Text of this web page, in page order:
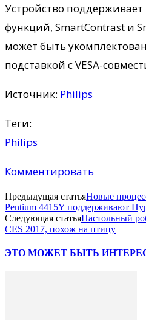
Устройство
функций, SmartContrast и
может быть
подставкой c VESA-
Источник: Philips
Теги:
Philips
Комментировать
Предыдущая статьяНовые
Pentium 4415Y поддерживают
Следующая статьяНастольный
CES 2017, похож на птицу
ЭТО МОЖЕТ БЫТЬ